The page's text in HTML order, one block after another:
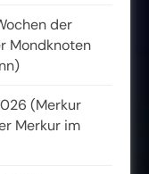
der
Mondknoten
(Merkur
Merkur im